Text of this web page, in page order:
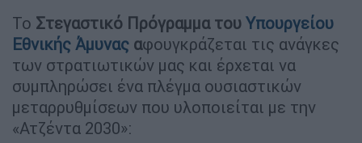
Το Στεγαστικό Πρόγραμμα του Υπουργείου
Εθνικής Άμυνας αφουγκράζεται τις ανάγκες
των στρατιωτικών μας και έρχεται να
συμπληρώσει ένα πλέγμα ουσιαστικών
μεταρρυθμίσεων που υλοποιείται με την
«Ατζέντα 2030»: